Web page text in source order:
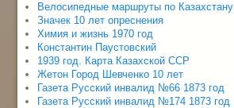
Велосипедные маршруты по Казахстану
Значек 10 лет опреснения
Химия и жизнь 1970 год
Константин Паустовский
1939 год. Карта Казахской ССР
Жетон Город Шевченко 10 лет
Газета Русский инвалид №66 1873 год
Газета Русский инвалид №174 1873 год